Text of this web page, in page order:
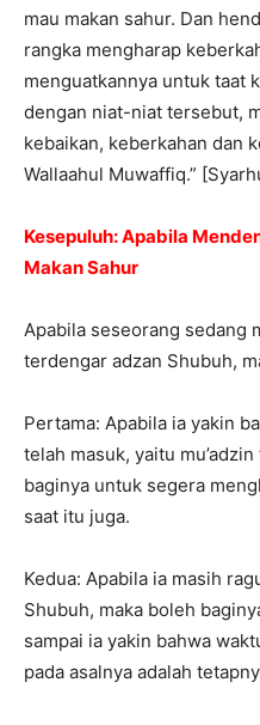
mau makan sahur. Dan
rangka mengharap
menguatkannya untuk taat
dengan niat-niat tersebut,
kebaikan, keberkahan dan
Wallaahul Muwaffiq.”
Kesepuluh: Apabila
Makan Sahur
Apabila seseorang sedang
terdengar adzan Shubuh,
Pertama: Apabila ia yakin
telah masuk, yaitu
baginya untuk segera
saat itu juga.
Kedua: Apabila ia masih
Shubuh, maka boleh
sampai ia yakin bahwa
pada asalnya adalah